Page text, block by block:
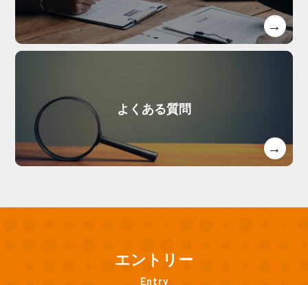
よくある質問
エントリー
Entry